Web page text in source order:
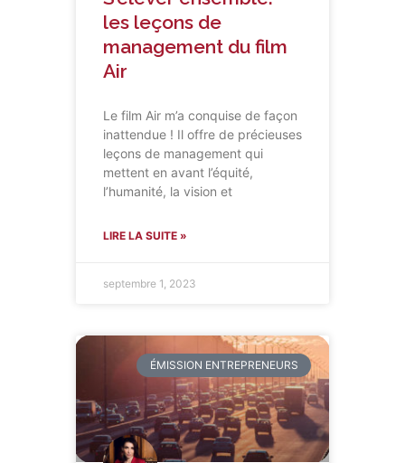
les leçons de
management du film
Air
Le film Air m’a conquise de façon
inattendue ! Il offre de précieuses
leçons de management qui
mettent en avant l’équité,
l’humanité, la vision et
LIRE LA SUITE »
septembre 1, 2023
ÉMISSION ENTREPRENEURS